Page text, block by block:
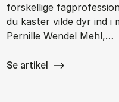
forskellige
du kaster vilde dyr ind i
Pernille Wendel Mehl,…
Se artikel